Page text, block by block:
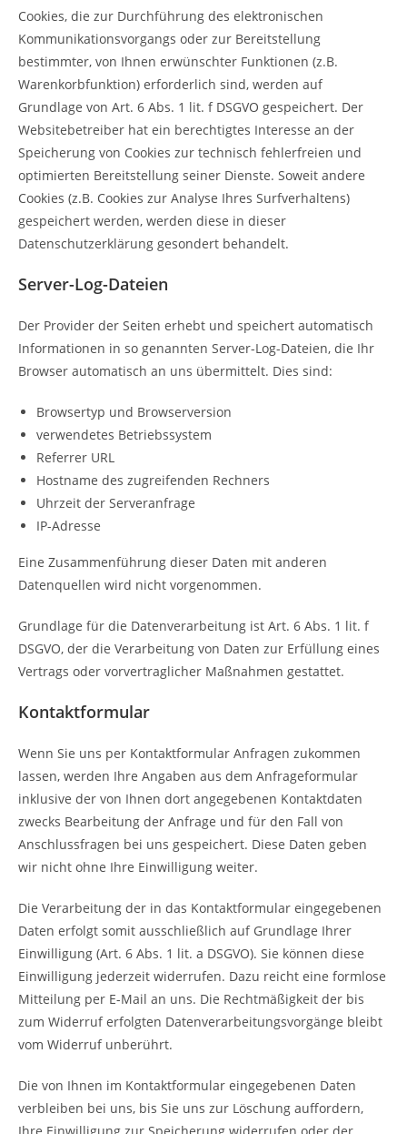
Cookies, die zur Durchführung des elektronischen
Kommunikationsvorgangs oder zur Bereitstellung
bestimmter, von Ihnen erwünschter Funktionen (z.B.
Warenkorbfunktion) erforderlich sind, werden auf
Grundlage von Art. 6 Abs. 1 lit. f DSGVO gespeichert. Der
Websitebetreiber hat ein berechtigtes Interesse an der
Speicherung von Cookies zur technisch fehlerfreien und
optimierten Bereitstellung seiner Dienste. Soweit andere
Cookies (z.B. Cookies zur Analyse Ihres Surfverhaltens)
gespeichert werden, werden diese in dieser
Datenschutzerklärung gesondert behandelt.
Server-Log-Dateien
Der Provider der Seiten erhebt und speichert automatisch
Informationen in so genannten Server-Log-Dateien, die Ihr
Browser automatisch an uns übermittelt. Dies sind:
Browsertyp und Browserversion
verwendetes Betriebssystem
Referrer URL
Hostname des zugreifenden Rechners
Uhrzeit der Serveranfrage
IP-Adresse
Eine Zusammenführung dieser Daten mit anderen
Datenquellen wird nicht vorgenommen.
Grundlage für die Datenverarbeitung ist Art. 6 Abs. 1 lit. f
DSGVO, der die Verarbeitung von Daten zur Erfüllung eines
Vertrags oder vorvertraglicher Maßnahmen gestattet.
Kontaktformular
Wenn Sie uns per Kontaktformular Anfragen zukommen
lassen, werden Ihre Angaben aus dem Anfrageformular
inklusive der von Ihnen dort angegebenen Kontaktdaten
zwecks Bearbeitung der Anfrage und für den Fall von
Anschlussfragen bei uns gespeichert. Diese Daten geben
wir nicht ohne Ihre Einwilligung weiter.
Die Verarbeitung der in das Kontaktformular eingegebenen
Daten erfolgt somit ausschließlich auf Grundlage Ihrer
Einwilligung (Art. 6 Abs. 1 lit. a DSGVO). Sie können diese
Einwilligung jederzeit widerrufen. Dazu reicht eine formlose
Mitteilung per E-Mail an uns. Die Rechtmäßigkeit der bis
zum Widerruf erfolgten Datenverarbeitungsvorgänge bleibt
vom Widerruf unberührt.
Die von Ihnen im Kontaktformular eingegebenen Daten
verbleiben bei uns, bis Sie uns zur Löschung auffordern,
Ihre Einwilligung zur Speicherung widerrufen oder der